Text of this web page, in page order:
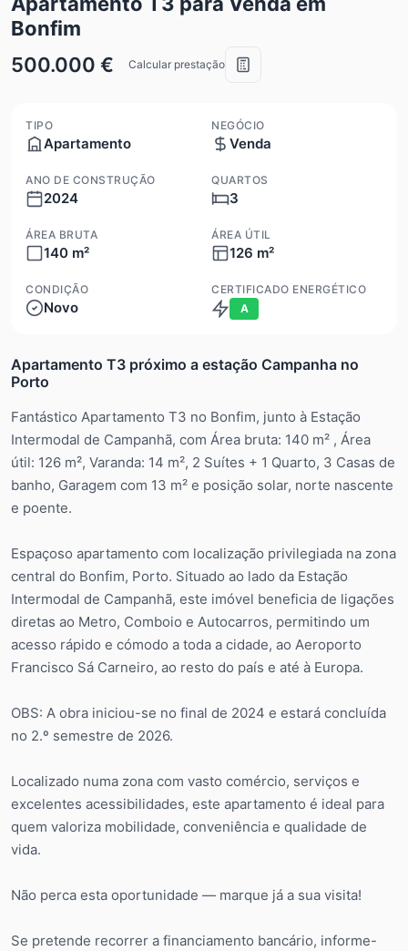
Bonfim
500.000 €
Calcular prestação
TIPO
Apartamento
NEGÓCIO
Venda
ANO DE CONSTRUÇÃO
2024
QUARTOS
3
ÁREA BRUTA
140 m²
ÁREA ÚTIL
126 m²
CONDIÇÃO
Novo
CERTIFICADO ENERGÉTICO
A
Apartamento T3 próximo a estação Campanha no
Porto
Fantástico Apartamento T3 no Bonfim, junto à Estação
Intermodal de Campanhã, com Área bruta: 140 m² , Área
útil: 126 m², Varanda: 14 m², 2 Suítes + 1 Quarto, 3 Casas de
banho, Garagem com 13 m² e posição solar, norte nascente
e poente.
Espaçoso apartamento com localização privilegiada na zona
central do Bonfim, Porto. Situado ao lado da Estação
Intermodal de Campanhã, este imóvel beneficia de ligações
diretas ao Metro, Comboio e Autocarros, permitindo um
acesso rápido e cómodo a toda a cidade, ao Aeroporto
Francisco Sá Carneiro, ao resto do país e até à Europa.
OBS: A obra iniciou-se no final de 2024 e estará concluída
no 2.º semestre de 2026.
Localizado numa zona com vasto comércio, serviços e
excelentes acessibilidades, este apartamento é ideal para
quem valoriza mobilidade, conveniência e qualidade de
vida.
Não perca esta oportunidade — marque já a sua visita!
Se pretende recorrer a financiamento bancário, informe-